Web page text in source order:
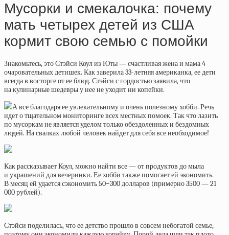
Мусорки и смекалочка: почему
мать четырех детей из США
кормит свою семью с помойки
Знакомьтесь, это Стэйси Коул из Юты — счастливая жена и мама 4
очаровательных детишек. Как заверила 33-летняя американка, ее дети
всегда в восторге от ее блюд. Стэйси с гордостью заявила, что
на кулинарные шедевры у нее не уходит ни копейки.
А все благодаря ее увлекательному и очень полезному хобби. Речь
идет о тщательном мониторинге всех местных помоек. Так что лазить
по мусоркам не является уделом только обездоленных и бездомных
людей. На свалках любой человек найдет для себя все необходимое!
Как рассказывает Коул, можно найти все — от продуктов до мыла
и украшений для вечеринки. Ее хобби также помогает ей экономить.
В месяц ей удается сэкономить 50−300 долларов (примерно 3500 — 21
000 рублей).
Стэйси поделилась, что ее детство прошло в совсем небогатой семье,